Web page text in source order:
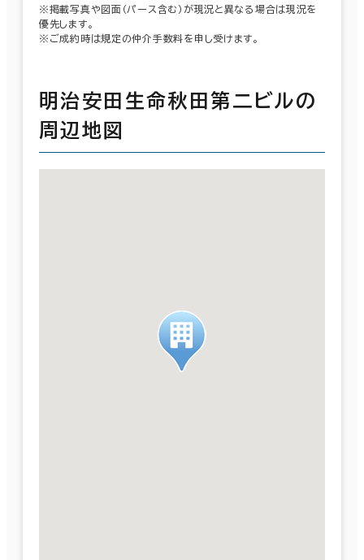
※掲載写真や図面（パース含む）が現況と異なる場合は現況を
優先します。
※ご成約時は規定の仲介手数料を申し受けます。
明治安田生命秋田第二ビルの
周辺地図